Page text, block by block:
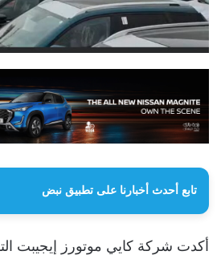
تابع أحدث أخبارنا على تطبيق نبض
أكدت شركة كايي موتورز إيجيبت